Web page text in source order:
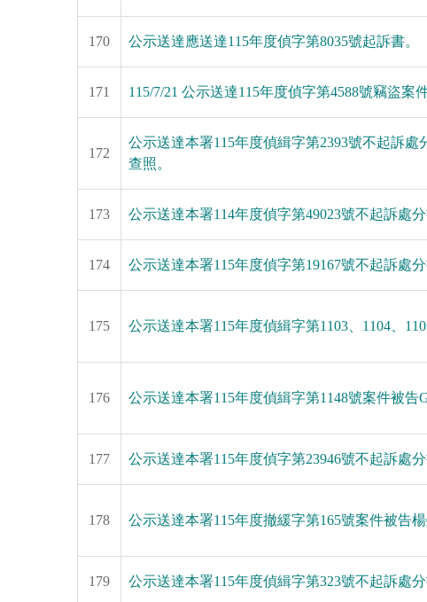
170 公示送達應送達115年度偵字第8035號起訴書。
171 115/7/21 公示送達115年度偵字第4588號竊盜
172
公示送達本署115年度偵緝字第2393號不起訴
查照。
173 公示送達本署114年度偵字第49023號不起訴處
174 公示送達本署115年度偵字第19167號不起訴處
175 公示送達本署115年度偵緝字第1103、1104、
176 公示送達本署115年度偵緝字第1148號案件被
177 公示送達本署115年度偵字第23946號不起訴處
178 公示送達本署115年度撤緩字第165號案件被告
179 公示送達本署115年度偵緝字第323號不起訴處